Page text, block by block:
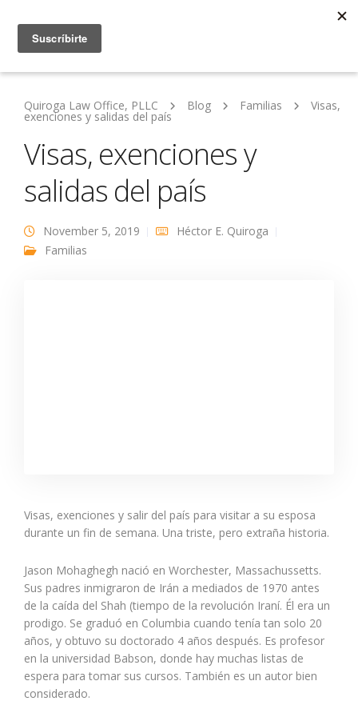
Quiroga Law Office, PLLC Blog Familias Visas,
exenciones y salidas del país
Visas, exenciones y
salidas del país
November 5, 2019
Héctor E. Quiroga
Familias
Visas, exenciones y salir del país para visitar a su esposa
durante un fin de semana. Una triste, pero extraña historia.
Jason Mohaghegh nació en Worchester, Massachussetts.
Sus padres inmigraron de Irán a mediados de 1970 antes
de la caída del Shah (tiempo de la revolución Iraní. Él era un
prodigo. Se graduó en Columbia cuando tenía tan solo 20
años, y obtuvo su doctorado 4 años después. Es profesor
en la universidad Babson, donde hay muchas listas de
espera para tomar sus cursos. También es un autor bien
considerado.